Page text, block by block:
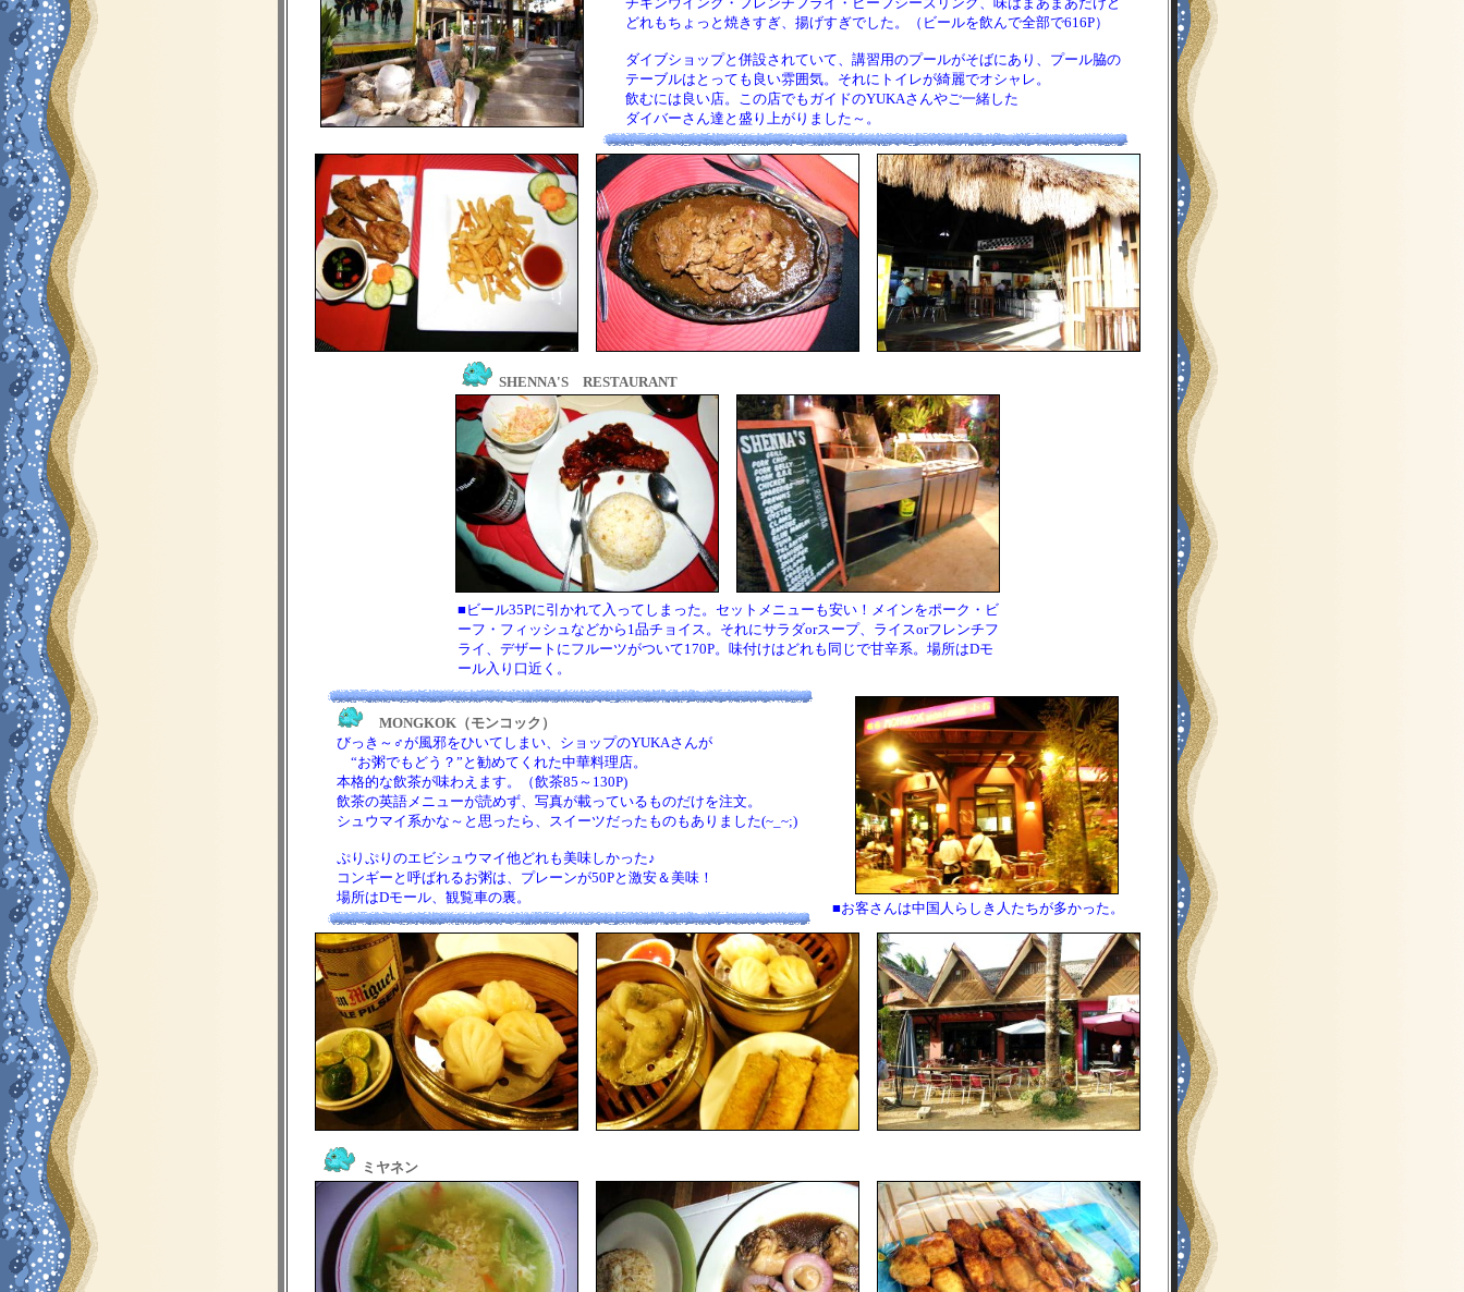
どれもちょっと焼きすぎ、揚げすぎでした。（ビールを飲んで全部で616P）
ダイブショップと併設されていて、講習用のプールがそばにあり、プール脇の
テーブルはとっても良い雰囲気。それにトイレが綺麗でオシャレ。
飲むには良い店。この店でもガイドのYUKAさんやご一緒した
ダイバーさん達と盛り上がりました～。
SHENNA'S RESTAURANT
■ビール35Pに引かれて入ってしまった。セットメニューも安い！メインをポーク・ビ
ーフ・フィッシュなどから1品チョイス。それにサラダorスープ、ライスorフレンチフ
ライ、デザートにフルーツがついて170P。味付けはどれも同じで甘辛系。場所はDモ
ール入り口近く。
MONGKOK（モンコック）
びっき～♂が風邪をひいてしまい、ショップのYUKAさんが
“お粥でもどう？”と勧めてくれた中華料理店。
本格的な飲茶が味わえます。（飲茶85～130P)
飲茶の英語メニューが読めず、写真が載っているものだけを注文。
シュウマイ系かな～と思ったら、スイーツだったものもありました(~_~;)
ぷりぷりのエビシュウマイ他どれも美味しかった♪
コンギーと呼ばれるお粥は、プレーンが50Pと激安＆美味！
場所はDモール、観覧車の裏。
■お客さんは中国人らしき人たちが多かった。
ミヤネン